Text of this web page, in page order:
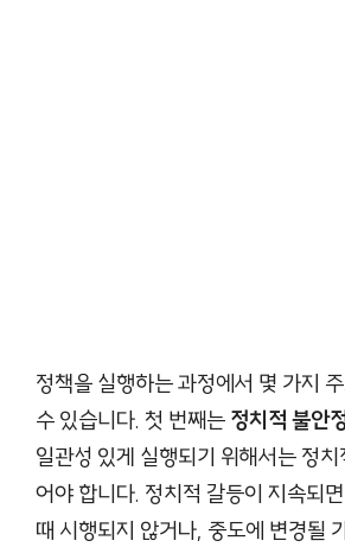
정책을 실행하는 과정에서 몇 가지
수 있습니다. 첫 번째는 정치적 불안
일관성 있게 실행되기 위해서는 정
어야 합니다. 정치적 갈등이 지속되
때 시행되지 않거나, 중도에 변경될